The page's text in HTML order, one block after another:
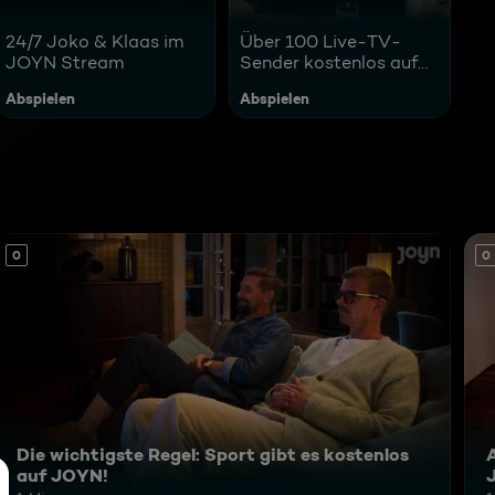
24/7 Joko & Klaas im
JOYN Stream
Abspielen
Über 100 Live-TV-
Sender kostenlos auf
Abspielen
0
Die wichtigste Regel: Sport gibt es kostenlos
auf JOYN!
0